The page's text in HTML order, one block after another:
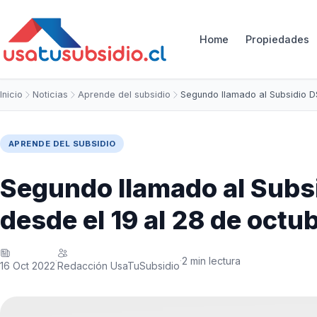
Home Propiedades
Inicio Noticias Aprende del subsidio Segundo llamado al Subsidio
APRENDE DEL SUBSIDIO
Segundo llamado al
desde el 19 al 28 de
16 Oct 2022·Redacción UsaTuSubsidio·2 min lectura